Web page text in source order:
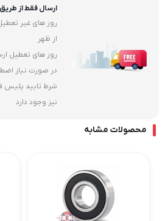
ارسال فقط از طریق
از ظهر
روز های تعطیل ارسال ساعت
در صورت نیاز
شرط تایید پلیس
نیز وجود دارد
محصولات مشابه